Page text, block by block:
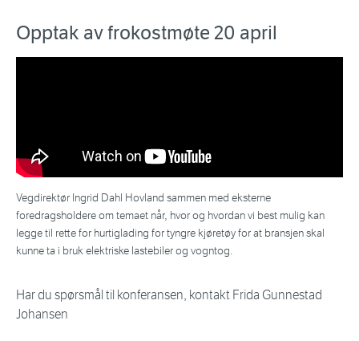
Opptak av frokostmøte 20 april
Vegdirektør Ingrid Dahl Hovland sammen med eksterne
foredragsholdere om temaet når, hvor og hvordan vi best mulig kan
legge til rette for hurtiglading for tyngre kjøretøy for at bransjen skal
kunne ta i bruk elektriske lastebiler og vogntog.
Har du spørsmål til konferansen, kontakt Frida Gunnestad
Johansen